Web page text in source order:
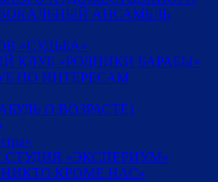
АНСАМБЛЬ
«СУДЬБА»
КЛУБ «РОДНИКИ БАРАБЫ»
ПО ИНТЕРЕСАМ
О ВОЗРАСТЕ)
СТУДИЯ «ЭКСПЕРИУМ»
КРОМЕ НАС»